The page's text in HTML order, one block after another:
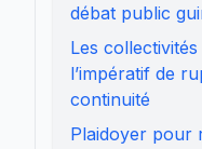
débat public
Les
l’impératif de
continuité
Plaidoyer pour